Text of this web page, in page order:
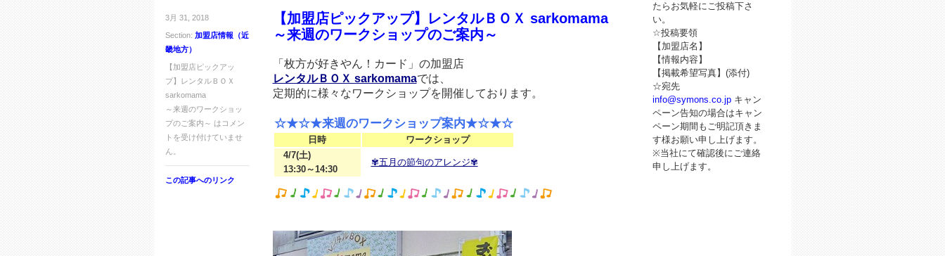
3月 31, 2018
Section: 加盟店情報（近
畿地方）
【加盟店ピックアッ
プ】レンタルＢＯＸ
sarkomama
～来週のワークショッ
プのご案内～ は コメン
トを受け付けていませ
ん。
この記事へのリンク
【加盟店ピックアップ】レンタルＢＯＸ sarkomama
～来週のワークショップのご案内～
「枚方が好きやん！カード」の加盟店
レンタルＢＯＸ sarkomamaでは、
定期的に様々なワークショップを開催しております。
☆★☆★来週のワークショップ案内★☆★☆
日時
ワークショップ
4/7(土)
13:30～14:30
✾五月の節句のアレンジ✾
たらお気軽にご投稿下さ
い。
☆投稿要領
【加盟店名】
【情報内容】
【掲載希望写真】(添付)
☆宛先
info@symons.co.jpキャン
ペーン告知の場合はキャン
ペーン期間もご明記頂きま
す様お願い申し上げます。
※当社にて確認後にご連絡
申し上げます。